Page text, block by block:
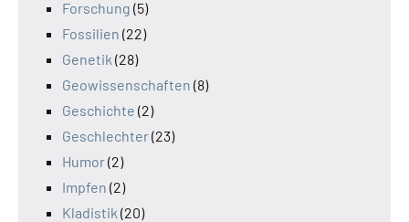
Forschung (5)
Fossilien (22)
Genetik (28)
Geowissenschaften (8)
Geschichte (2)
Geschlechter(23)
Humor(2)
Impfen (2)
Kladistik (20)